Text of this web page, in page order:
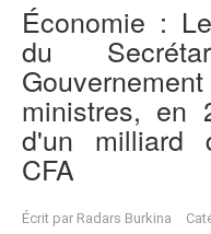
Économie :
du
ministres, en
d'un milliard
CFA
Écrit par Radars Burkina